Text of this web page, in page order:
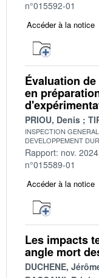
n°015592-01
Accéder à la notice
Évaluation
en
PRIOU, Denis
INSPECTION
DEVELOPPEMENT
Rapport: nov. 2024
n°015589-01
Accéder à la notice
Les impacts
angle mort
DUCHENE,